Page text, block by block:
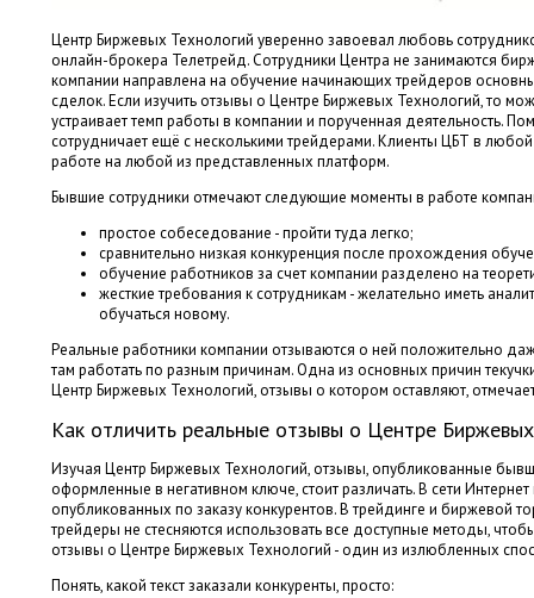
Центр Биржевых Технологий уверенно завоевал любовь
онлайн-брокера Телетрейд. Сотрудники Центра не занимаются
компании направлена на обучение начинающих трейдеров
сделок. Если изучить отзывы о Центре Биржевых Технологий, то
устраивает темп работы в компании и порученная деятельность.
сотрудничает ещё с несколькими трейдерами. Клиенты ЦБТ в
работе на любой из представленных платформ.
Бывшие сотрудники отмечают следующие моменты в работе
простое собеседование - пройти туда легко;
сравнительно низкая конкуренция после прохождения
обучение работников за счет компании разделено на
жесткие требования к сотрудникам - желательно иметь
обучаться новому.
Реальные работники компании отзываются о ней положительно
там работать по разным причинам. Одна из основных причин
Центр Биржевых Технологий, отзывы о котором оставляют,
Как отличить реальные отзывы о Центре
Изучая Центр Биржевых Технологий, отзывы, опубликованные
оформленные в негативном ключе, стоит различать. В сети
опубликованных по заказу конкурентов. В трейдинге и биржевой
трейдеры не стесняются использовать все доступные методы,
отзывы о Центре Биржевых Технологий - один из излюбленных
Понять, какой текст заказали конкуренты, просто: